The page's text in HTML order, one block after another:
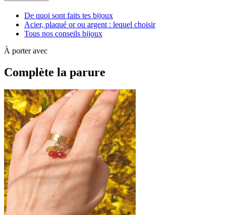
De quoi sont faits tes bijoux
Acier, plaqué or ou argent : lequel choisir
Tous nos conseils bijoux
À porter avec
Complète la parure